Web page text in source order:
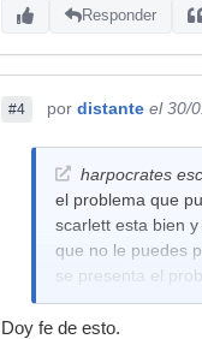
Responder
#4 por distante el 30/
harpocrates
el problema que
scarlett esta bien
que no le puedes
se presenta el
Doy fe de esto.